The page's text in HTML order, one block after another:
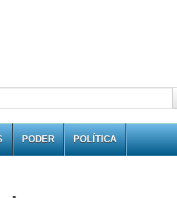
PODER POLÍTICA